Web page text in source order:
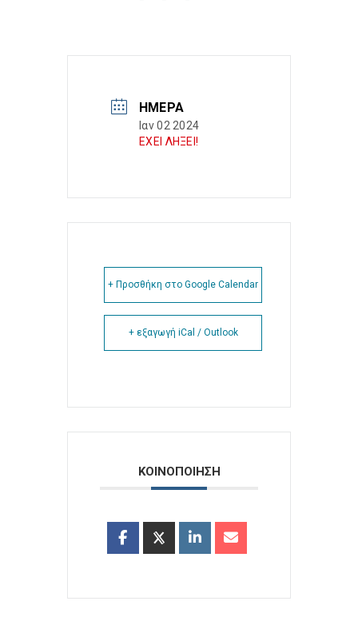
ΗΜΈΡΑ
Ιαν 02 2024
ΕΧΕΙ ΛΗΞΕΙ!
+ Προσθήκη στο Google Calendar
+ εξαγωγή iCal / Outlook
ΚΟΙΝΟΠΟΙΗΣΗ